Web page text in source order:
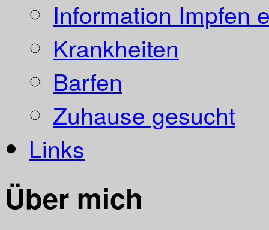
Information Impfen
Krankheiten
Barfen
Zuhause gesucht
Links
Über mich